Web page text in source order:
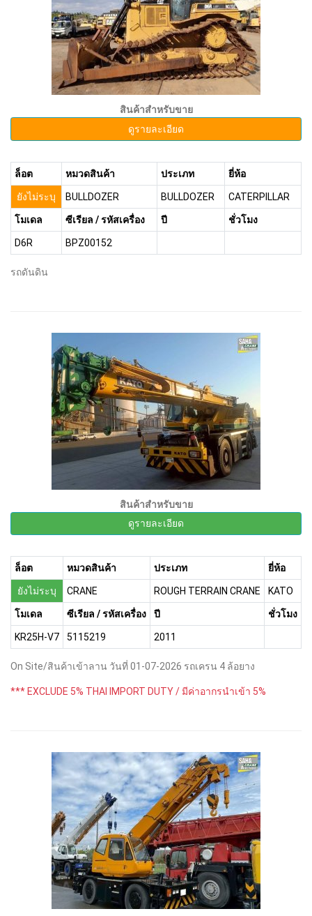
สินค้าสำหรับขาย
ดูรายละเอียด
ล็อต หมวดสินค้า ประเภท ยี่ห้อ
ยังไม่ระบุ BULLDOZER BULLDOZER CATERPILLAR
โมเดล ซีเรียล / รหัสเครื่อง ปี ชั่วโมง
D6R BPZ00152
รถดันดิน
สินค้าสำหรับขาย
ดูรายละเอียด
ล็อต หมวดสินค้า ประเภท ยี่ห้อ
ยังไม่ระบุ CRANE ROUGH TERRAIN CRANE KATO
โมเดล ซีเรียล / รหัสเครื่อง ปี ชั่วโมง
KR25H-V7 5115219 2011
On Site/สินค้าเข้าลาน วันที่ 01-07-2026 รถเครน 4 ล้อยาง
*** EXCLUDE 5% THAI IMPORT DUTY / มีค่าอากรนำเข้า 5%